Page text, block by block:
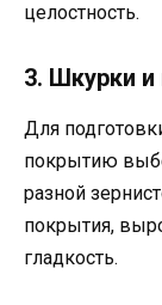
целостность.
3. Шкурки
Для
покрытию
разной
покрытия,
гладкость.